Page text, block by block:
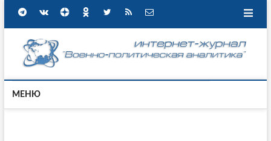
МЕНЮ